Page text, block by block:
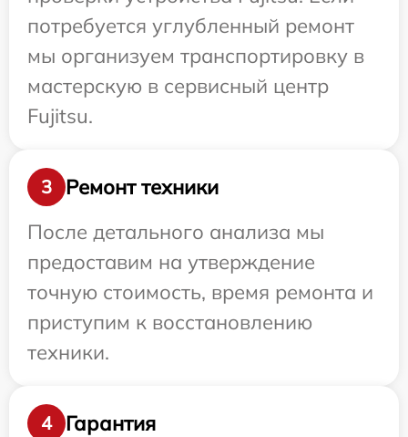
потребуется углубленный ремонт
мы организуем транспортировку в
мастерскую в сервисный центр
Fujitsu.
3
Ремонт техники
После детального анализа мы
предоставим на утверждение
точную стоимость, время ремонта и
приступим к восстановлению
техники.
4
Гарантия